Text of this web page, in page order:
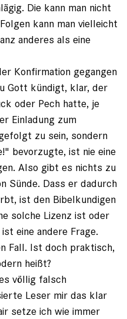
Die kann man nicht
kann man vielleicht
anderes als eine
Konfirmation gegangen
Gott kündigt, klar, der
oder Pech hatte, je
Einladung zum
zu sein, sondern
bevorzugte, ist nie eine
Also gibt es nichts zu
Sünde. Dass er dadurch
ist den Bibelkundigen
solche Lizenz ist oder
eine andere Frage.
Fall. Ist doch praktisch,
heißt?
völlig falsch
Leser mir das klar
setze ich wie immer